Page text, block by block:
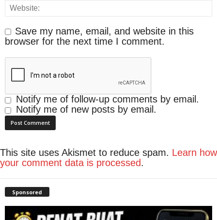
Save my name, email, and website in this
browser for the next time I comment.
Notify me of follow-up comments by email.
Notify me of new posts by email.
This site uses Akismet to reduce spam. Learn how
your comment data is processed.
Sponsored